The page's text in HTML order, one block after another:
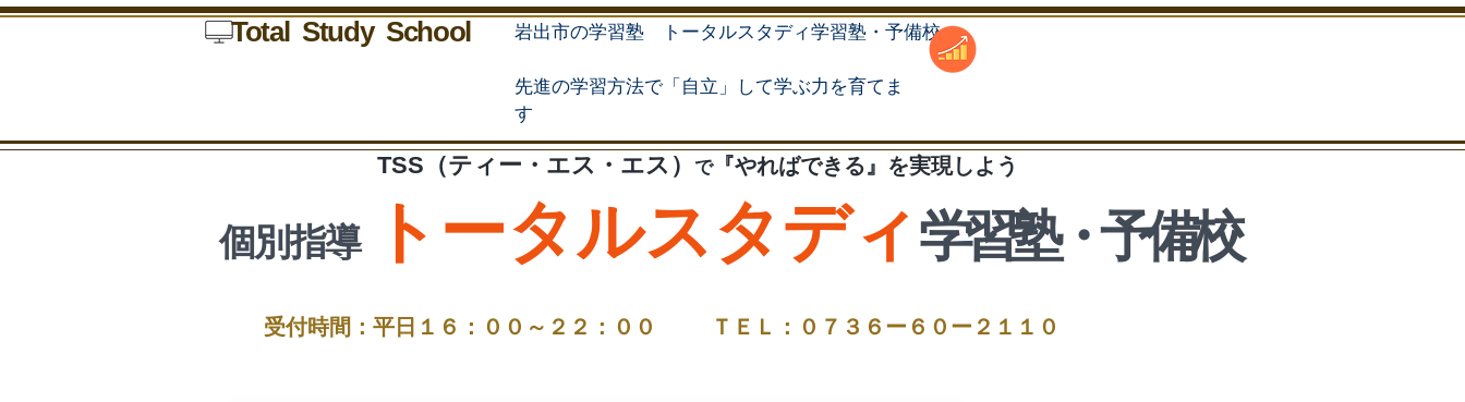
Total Study School 岩出市の学習塾 トータルスタディ学習塾・予備校
先進の学習方法で「自立」して学ぶ力を育てま
す
TSS（ティー・エス・エス） で『やればできる』を実現しよう
個別指導 トータルスタディ学習塾・予備校
受付時間： 平日１６：００～２２：００ ＴＥＬ：０７３６ー６０​ー２１１０